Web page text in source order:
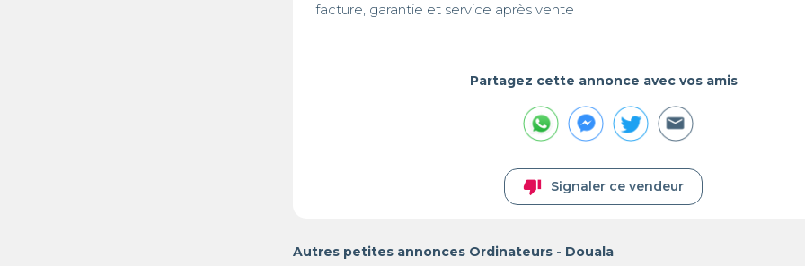
facture, garantie et service après vente
Partagez cette annonce avec vos amis
thumb_down Signaler ce vendeur
Autres petites annonces Ordinateurs - Douala